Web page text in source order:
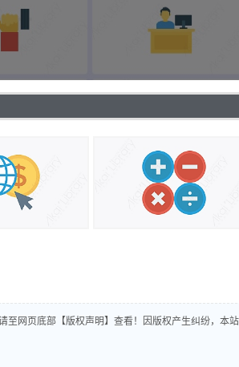
至网页底部【版权声明】查看！因版权产生纠纷，本站